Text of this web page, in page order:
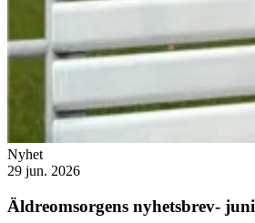
Nyhet
29 jun. 2026
Äldreomsorgens nyhetsbrev- juni